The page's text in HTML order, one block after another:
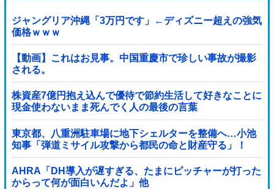
ジャングリア沖縄「3万円です」←ディズニー超えの強気
価格ｗｗｗ
【動画】これはお見事。中国重慶市で珍しい事故が撮影
される。
株資産7億円抱え込んで優待で節約生活して好きなことに
現金使わないまま死んでく人の最後の言葉
東京都、八重洲駐車場に地下シェルターを整備へ…小池
知事「弾道ミサイル攻撃から都民の命と財産守る」！
AHRA「DH導入が遅すぎる、たまにピッチャーが打った
からって何が面白いんだよ」他